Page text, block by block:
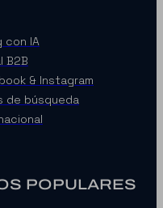
con IA
B2B
& Instagram
de búsqueda
POPULARES